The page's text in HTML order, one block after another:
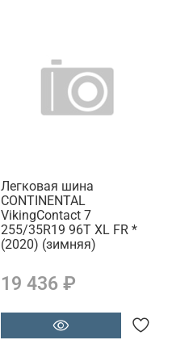
Легковая шина
CONTINENTAL
VikingContact 7
255/35R19 96T XL FR *
(2020) (зимняя)
19 436 ₽